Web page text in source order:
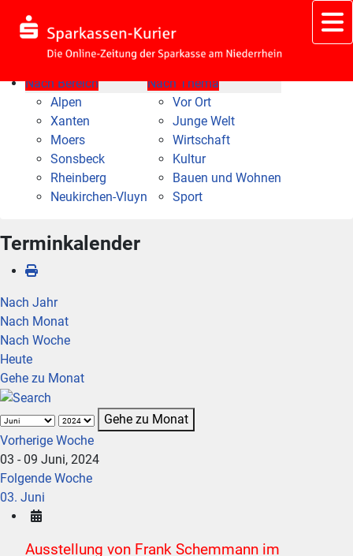
Nach Bereich
Alpen
Xanten
Moers
Sonsbeck
Rheinberg
Neukirchen-Vluyn
Nach Thema
Vor Ort
Junge Welt
Wirtschaft
Kultur
Bauen und Wohnen
Sport
Terminkalender
Nach Jahr
Nach Monat
Nach Woche
Heute
Gehe zu Monat
Gehe zu Monat
Vorherige Woche
03 - 09 Juni, 2024
Folgende Woche
03. Juni
Ausstellung von Frank Schemmann im